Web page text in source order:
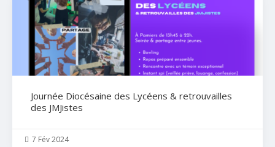
Journée Diocésaine des Lycéens & retrouvailles
des JMJistes
 7 Fév 2024